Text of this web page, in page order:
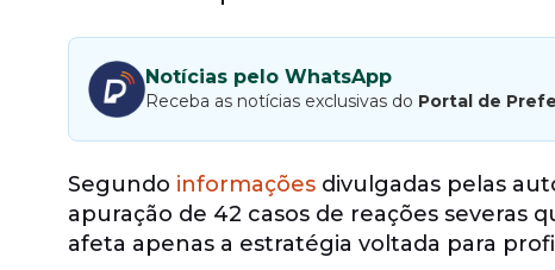
Notícias pelo WhatsApp
Receba as notícias exclusivas do Portal de
Segundo informações divulgadas pelas
apuração de 42 casos de reações severas
afeta apenas a estratégia voltada para